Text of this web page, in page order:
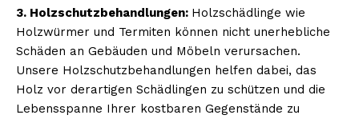
3. Holzschutzbehandlungen: Holzschädlinge wie
Holzwürmer und Termiten können nicht unerhebliche
Schäden an Gebäuden und Möbeln verursachen.
Unsere Holzschutzbehandlungen helfen dabei, das
Holz vor derartigen Schädlingen zu schützen und die
Lebensspanne Ihrer kostbaren Gegenstände zu